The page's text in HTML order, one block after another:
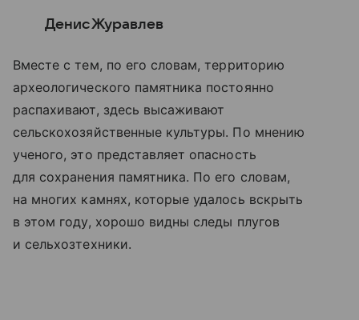
Денис Журавлев
Вместе с тем, по его словам, территорию
археологического памятника постоянно
распахивают, здесь высаживают
сельскохозяйственные культуры. По мнению
ученого, это представляет опасность
для сохранения памятника. По его словам,
на многих камнях, которые удалось вскрыть
в этом году, хорошо видны следы плугов
и сельхозтехники.